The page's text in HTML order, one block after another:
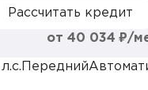
Рассчитать кредит
от 40 034 ₽/
л.с. Передний